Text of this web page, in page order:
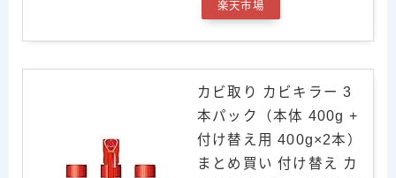
楽天市場
カビ取り カビキラー 3
本パック（本体 400g +
付け替え用 400g×2本）
まとめ買い 付け替え カ